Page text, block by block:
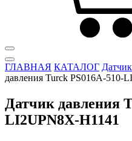
ГЛАВНАЯ КАТАЛОГ
давления Turck PS016A-510-
Датчик давления
LI2UPN8X-H1141